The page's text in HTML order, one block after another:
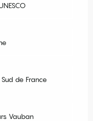
de France
Vauban